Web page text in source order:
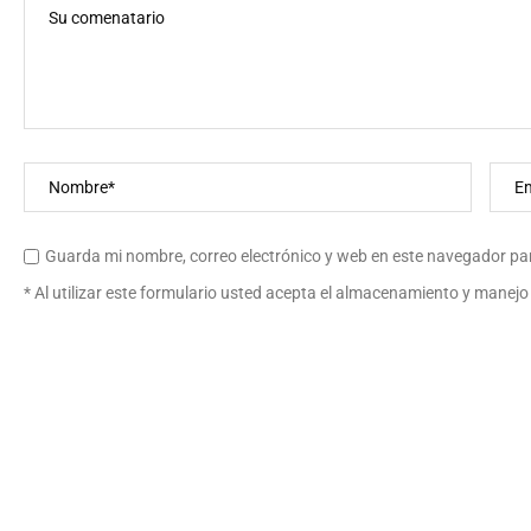
Guarda mi nombre, correo electrónico y web en este navegador
* Al utilizar este formulario usted acepta el almacenamiento y